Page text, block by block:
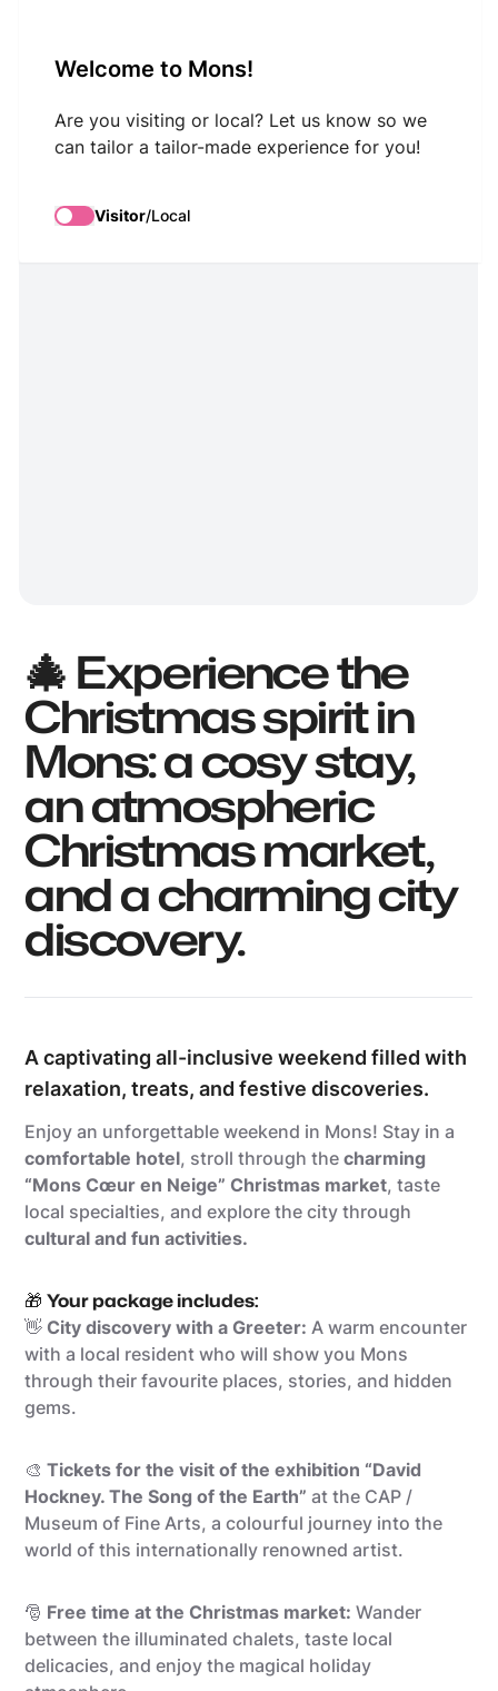
Welcome to Mons!
Are you visiting or local? Let us know so we
can tailor a tailor-made experience for you!
Visitor/Local
🎄 Experience the
Christmas spirit in
Mons: a cosy stay,
an atmospheric
Christmas market,
and a charming city
discovery.
A captivating all-inclusive weekend filled with
relaxation, treats, and festive discoveries.
Enjoy an unforgettable weekend in Mons! Stay in a
comfortable hotel, stroll through thecharming
“Mons Cœur en Neige” Christmas market, taste
local specialties, and explore the city through
cultural and fun activities.
🎁Your package includes:
👋 City discovery with a Greeter: A warm encounter
with a local resident who will show you Mons
through their favourite places, stories, and hidden
gems.
🎨Tickets for the visit of the exhibition “David
Hockney. The Song of the Earth” at the CAP /
Museum of Fine Arts, a colourful journey into the
world of this internationally renowned artist.
🎅 Free time at the Christmas market: Wander
between the illuminated chalets, taste local
delicacies, and enjoy the magical holiday